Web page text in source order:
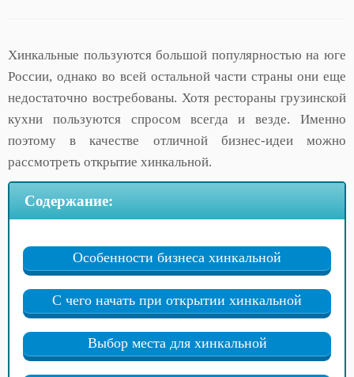
Хинкальные пользуются большой популярностью на юге
России, однако во всей остальной части страны они еще
недостаточно востребованы. Хотя рестораны грузинской
кухни пользуются спросом всегда и везде. Именно
поэтому в качестве отличной бизнес-идеи можно
рассмотреть открытие хинкальной.
Содержание:
Особенности бизнеса хинкальной
С чего начать при открытии хинкальной
Выбор места для хинкальной